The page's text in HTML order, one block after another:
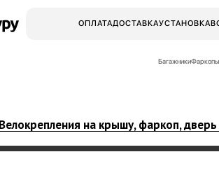
ОПЛАТАДОСТАВКАУСТАНОВКА
БагажникиФаркопы
Велокрепления на крышу, фаркоп, дверь